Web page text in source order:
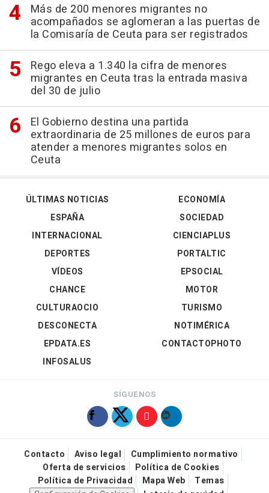
Más de 200 menores migrantes no
acompañados se aglomeran a las puertas de
la Comisaría de Ceuta para ser registrados
Rego eleva a 1.340 la cifra de menores
migrantes en Ceuta tras la entrada masiva
del 30 de julio
El Gobierno destina una partida
extraordinaria de 25 millones de euros para
atender a menores migrantes solos en
Ceuta
ÚLTIMAS NOTICIAS
ESPAÑA
INTERNACIONAL
DEPORTES
VÍDEOS
ECONOMÍA
SOCIEDAD
CIENCIAPLUS
PORTALTIC
EPSOCIAL
CHANCE
CULTURAOCIO
DESCONECTA
EPDATA.ES
INFOSALUS
MOTOR
TURISMO
NOTIMÉRICA
CONTACTOPHOTO
SÍGUENOS
Contacto Aviso legal
Cumplimiento normativo
Oferta de servicios
Política de Cookies
Política de Privacidad
Mapa Web
Temas